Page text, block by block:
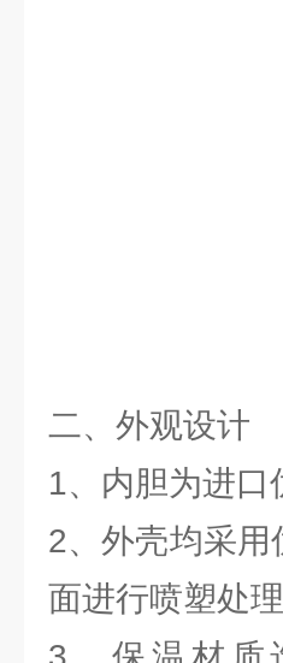
二、外观设计
1、内胆为进
2、外壳均采
面进行喷塑处